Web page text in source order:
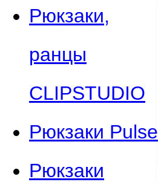
Рюкзаки,
ранцы
CLIPSTUDIO
Рюкзаки Pulse
Рюкзаки